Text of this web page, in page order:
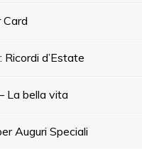
Card
Ricordi d’Estate
La bella vita
Auguri Speciali